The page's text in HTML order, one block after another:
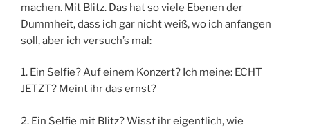
machen. Mit Blitz. Das hat so viele Ebenen der
Dummheit, dass ich gar nicht weiß, wo ich anfangen
soll, aber ich versuch’s mal:
1. Ein Selfie? Auf einem Konzert? Ich meine: ECHT
JETZT? Meint ihr das ernst?
2. Ein Selfie mit Blitz? Wisst ihr eigentlich, wie